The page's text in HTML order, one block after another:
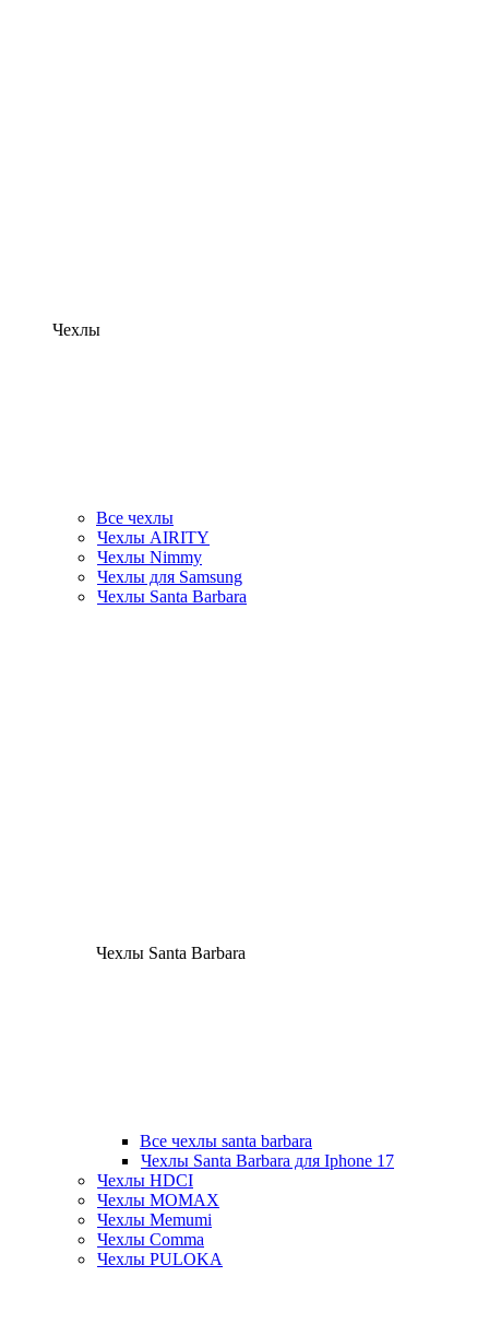
Чехлы
Все чехлы
Чехлы AIRITY
Чехлы Nimmy
Чехлы для Samsung
Чехлы Santa Barbara
Чехлы Santa Barbara
Все чехлы santa barbara
Чехлы Santa Barbara для Iphone 17
Чехлы HDCI
Чехлы MOMAX
Чехлы Memumi
Чехлы Comma
Чехлы PULOKA